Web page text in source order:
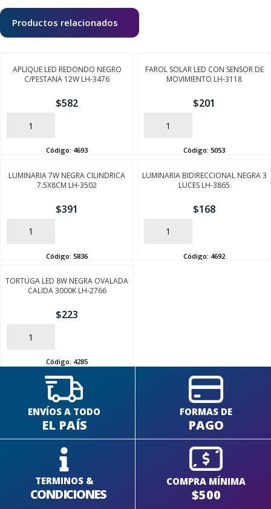
Productos relacionados
APLIQUE LED REDONDO NEGRO
C/PESTANA 12W LH-3476
$582
AÑADIR
Código: 4693
FAROL SOLAR LED CON SENSOR DE
MOVIMIENTO LH-3118
$201
AÑADIR
Código: 5053
LUMINARIA 7W NEGRA CILINDRICA
7.5X8CM LH-3502
$391
AÑADIR
Código: 5836
LUMINARIA BIDIRECCIONAL NEGRA 3
LUCES LH-3865
$168
AÑADIR
Código: 4692
TORTUGA LED 8W NEGRA OVALADA
CALIDA 3000K LH-2766
$223
AÑADIR
Código: 4285
ENVÍOS A TODO
EL PAÍS
FORMAS DE
PAGO
TERMINOS &
CONDICIONES
COMPRA MÍNIMA
$500
SEGUÍ COMPRANDO